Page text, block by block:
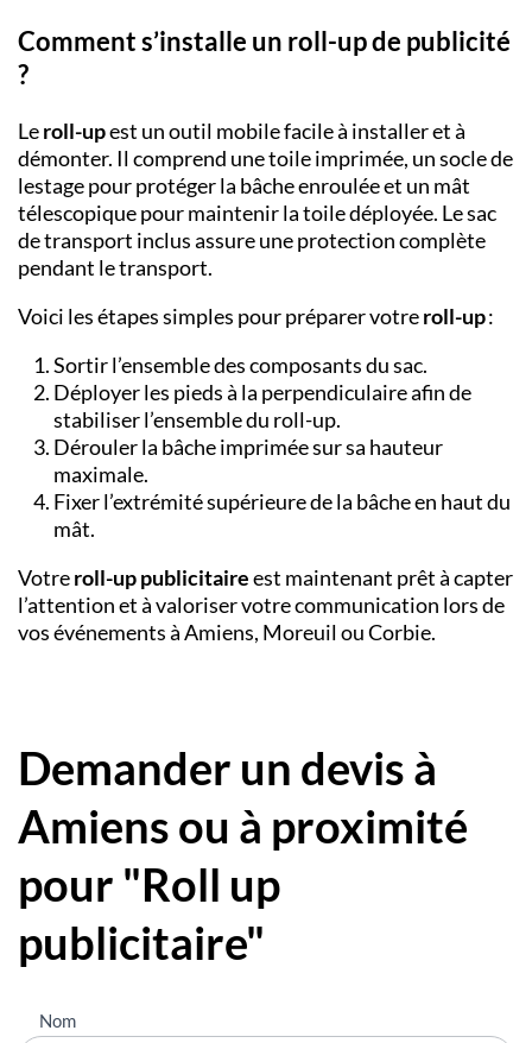
Comment s’installe un roll-up de publicité
?
Leroll-upest un outil mobile facile à installer et à
démonter. Il comprend une toile imprimée, un socle de
lestage pour protéger la bâche enroulée et un mât
télescopique pour maintenir la toile déployée. Le sac
de transport inclus assure une protection complète
pendant le transport.
Voici les étapes simples pour préparer votreroll-up:
Sortir l’ensemble des composants du sac.
Déployer les pieds à la perpendiculaire afin de
stabiliser l’ensemble du roll-up.
Dérouler la bâche imprimée sur sa hauteur
maximale.
Fixer l’extrémité supérieure de la bâche en haut du
mât.
Votreroll-up publicitaireest maintenant prêt à capter
l’attention et à valoriser votre communication lors de
vos événements à Amiens, Moreuil ou Corbie.
Demander un devis à
Amiens ou à proximité
pour "Roll up
publicitaire"
Nous
Nom